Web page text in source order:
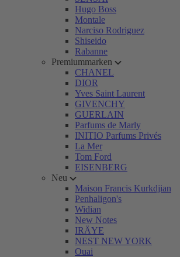
Hugo Boss
Montale
Narciso Rodriguez
Shiseido
Rabanne
Premiummarken
CHANEL
DIOR
Yves Saint Laurent
GIVENCHY
GUERLAIN
Parfums de Marly
INITIO Parfums Privés
La Mer
Tom Ford
EISENBERG
Neu
Maison Francis Kurkdjian
Penhaligon's
Widian
New Notes
IRÄYE
NEST NEW YORK
Ouai